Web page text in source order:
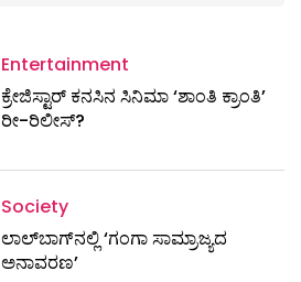
Entertainment
ಕ್ರೇಜಿಸ್ಟಾರ್ ಕನಸಿನ ಸಿನಿಮಾ ‘ಶಾಂತಿ ಕ್ರಾಂತಿ’
ರೀ-ರಿಲೀಸ್?
Society
ಲಾಲ್‌ಬಾಗ್‌ನಲ್ಲಿ ‘ಗಂಗಾ ಸಾಮ್ರಾಜ್ಯದ
ಅನಾವರಣ’